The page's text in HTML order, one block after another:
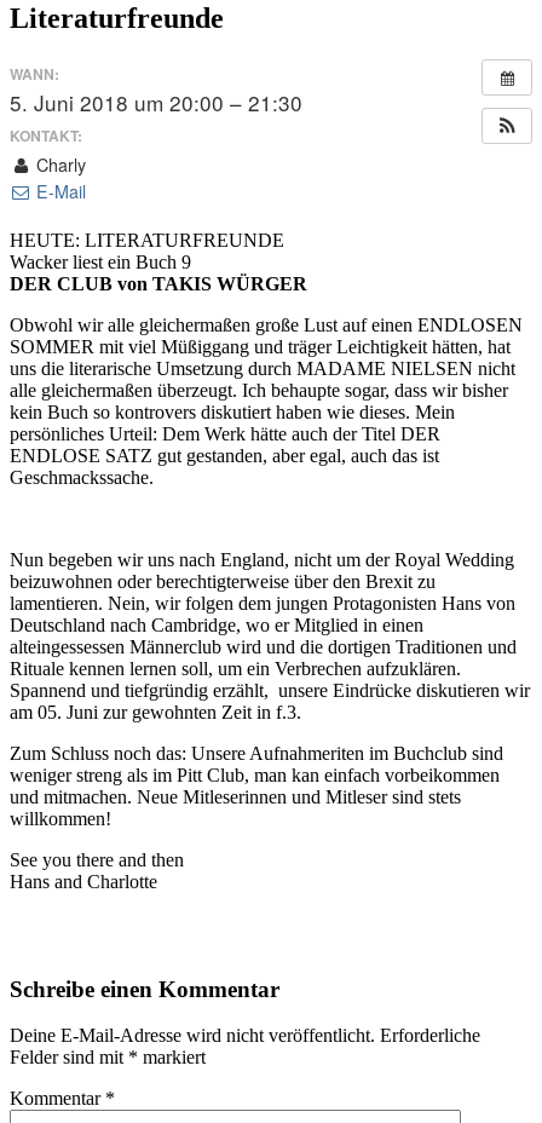
Literaturfreunde
WANN:
5. Juni 2018 um 20:00 – 21:30
KONTAKT:
Charly
E-Mail
HEUTE: LITERATURFREUNDE
Wacker liest ein Buch 9
DER CLUB von TAKIS WÜRGER
Obwohl wir alle gleichermaßen große Lust auf einen ENDLOSEN
SOMMER mit viel Müßiggang und träger Leichtigkeit hätten, hat
uns die literarische Umsetzung durch MADAME NIELSEN nicht
alle gleichermaßen überzeugt. Ich behaupte sogar, dass wir bisher
kein Buch so kontrovers diskutiert haben wie dieses. Mein
persönliches Urteil: Dem Werk hätte auch der Titel DER
ENDLOSE SATZ gut gestanden, aber egal, auch das ist
Geschmackssache.
Nun begeben wir uns nach England, nicht um der Royal Wedding
beizuwohnen oder berechtigterweise über den Brexit zu
lamentieren. Nein, wir folgen dem jungen Protagonisten Hans von
Deutschland nach Cambridge, wo er Mitglied in einen
alteingessessen Männerclub wird und die dortigen Traditionen und
Rituale kennen lernen soll, um ein Verbrechen aufzuklären.
Spannend und tiefgründig erzählt, unsere Eindrücke diskutieren wir
am 05. Juni zur gewohnten Zeit in f.3.
Zum Schluss noch das: Unsere Aufnahmeriten im Buchclub sind
weniger streng als im Pitt Club, man kan einfach vorbeikommen
und mitmachen. Neue Mitleserinnen und Mitleser sind stets
willkommen!
See you there and then
Hans and Charlotte
Schreibe einen Kommentar
Deine E-Mail-Adresse wird nicht veröffentlicht. Erforderliche
Felder sind mit * markiert
Kommentar *